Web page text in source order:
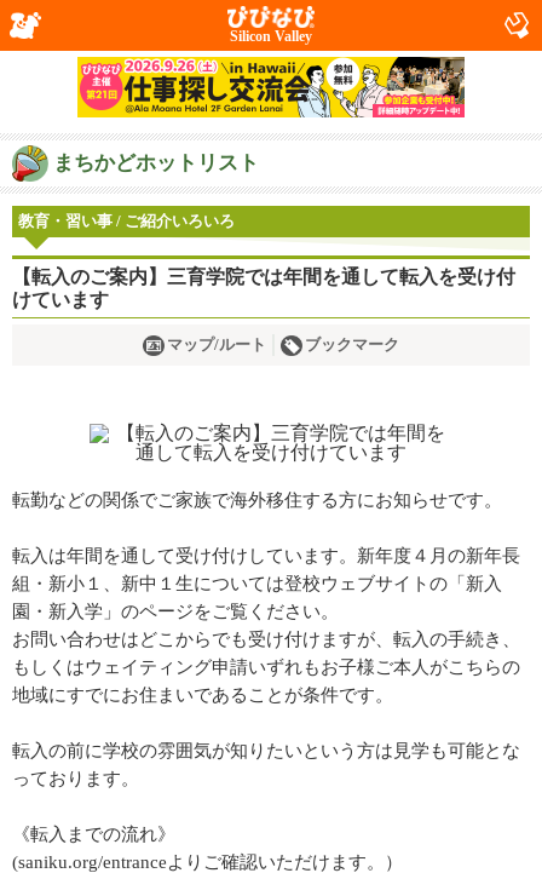
Silicon Valley
まちかどホットリスト
教育・習い事 / ご紹介いろいろ
【転入のご案内】三育学院では年間を通して転入を受け付
けています
マップ/ルート ブックマーク
転勤などの関係でご家族で海外移住する方にお知らせです。
転入は年間を通して受け付けしています。新年度４月の新年長
組・新小１、新中１生については登校ウェブサイトの「新入
園・新入学」のページをご覧ください。
お問い合わせはどこからでも受け付けますが、転入の手続き、
もしくはウェイティング申請いずれもお子様ご本人がこちらの
地域にすでにお住まいであることが条件です。
転入の前に学校の雰囲気が知りたいという方は見学も可能とな
っております。
《転入までの流れ》
(saniku.org/entranceよりご確認いただけます。）